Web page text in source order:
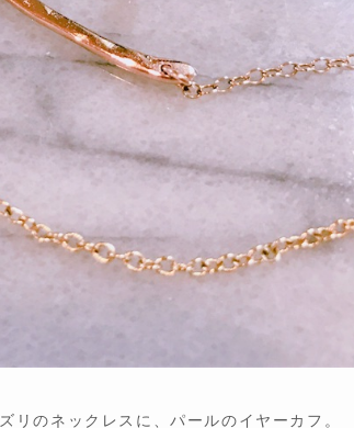
のネックレスに、パールのイヤーカフ。